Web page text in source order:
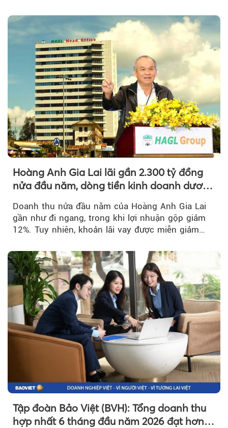
Hoàng Anh Gia Lai lãi gần 2.300 tỷ đồng
nửa đầu năm, dòng tiền kinh doanh dương
Doanh thu nửa đầu năm của Hoàng Anh Gia Lai
gần như đi ngang, trong khi lợi nhuận gộp giảm
12%. Tuy nhiên, khoản lãi vay được miễn giảm
Tập đoàn Bảo Việt (BVH): Tổng doanh thu
hợp nhất 6 tháng đầu năm 2026 đạt hơn